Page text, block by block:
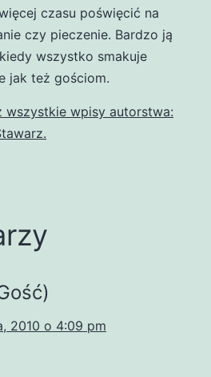
czasu poświęcić na
czy pieczenie. Bardzo ją
wszystko smakuje
jak też gościom.
wszystkie wpisy autorstwa:
2010 o 4:09 pm